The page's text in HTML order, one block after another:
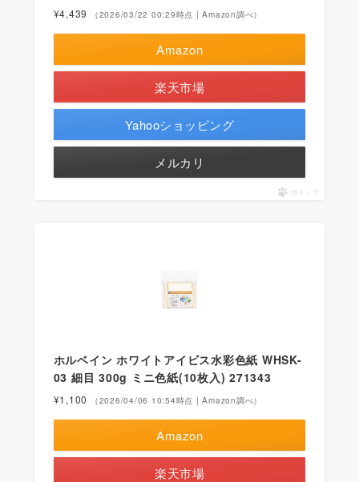
¥4,439 （2026/03/22 00:29時点 | Amazon調べ）
Amazon
楽天市場
Yahooショッピング
メルカリ
ポチップ
ホルベイン ホワイトアイビス水彩色紙 WHSK-
03 細目 300g ミニ色紙(10枚入) 271343
¥1,100 （2026/04/06 10:54時点 | Amazon調べ）
Amazon
楽天市場